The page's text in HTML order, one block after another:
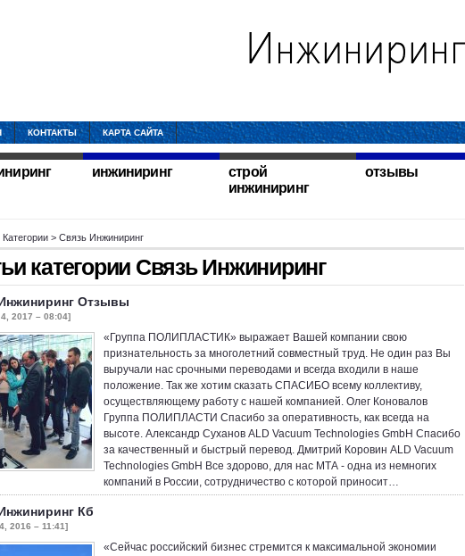
КОНТАКТЫ КАРТА САЙТА
инжиниринг
строй
инжиниринг
отзывы
Категории > Связь Инжиниринг
категории Связь Инжиниринг
Отзывы
2017 – 08:04]
«Группа ПОЛИПЛАСТИК» выражает Вашей компании свою
признательность за многолетний совместный труд. Не один раз Вы
выручали нас срочными переводами и всегда входили в наше
положение. Так же хотим сказать СПАСИБО всему коллективу,
осуществляющему работу с нашей компанией. Олег Коновалов
Группа ПОЛИПЛАСТИ Спасибо за оперативность, как всегда на
высоте. Александр Суханов ALD Vacuum Technologies GmbH Спасибо
за качественный и быстрый перевод. Дмитрий Коровин ALD Vacuum
Technologies GmbH Все здорово, для нас МТА - одна из немногих
компаний в России, сотрудничество с которой приносит…
Кб
2016 – 11:41]
«Сейчас российский бизнес стремится к максимальной экономии